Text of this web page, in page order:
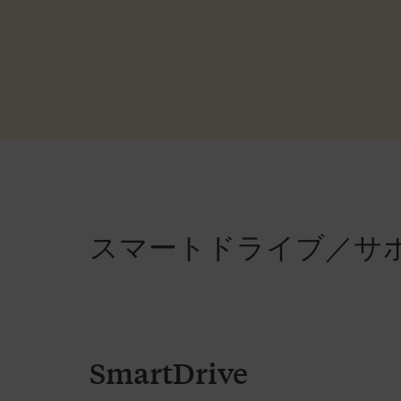
スマートドライブ／サ
SmartDrive